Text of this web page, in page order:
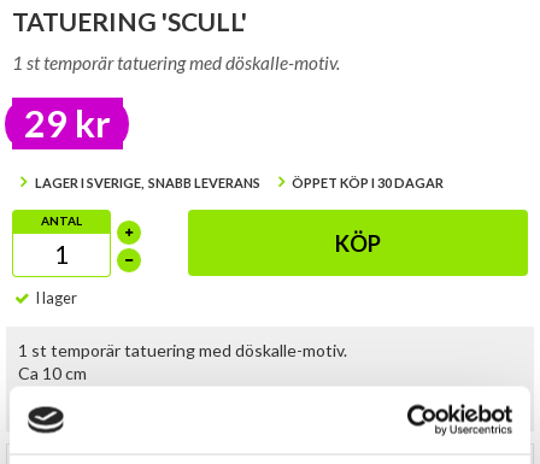
TATUERING 'SCULL'
1 st temporär tatuering med döskalle-motiv.
29 kr
LAGER I SVERIGE, SNABB LEVERANS ÖPPET KÖP I 30 DAGAR
ANTAL
KÖP
I lager
1 st temporär tatuering med döskalle-motiv.
Ca 10 cm